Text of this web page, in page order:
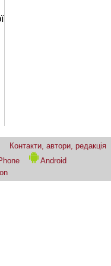
Контакти, автори, редакція
Android